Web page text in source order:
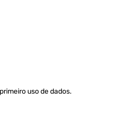
uso de dados.